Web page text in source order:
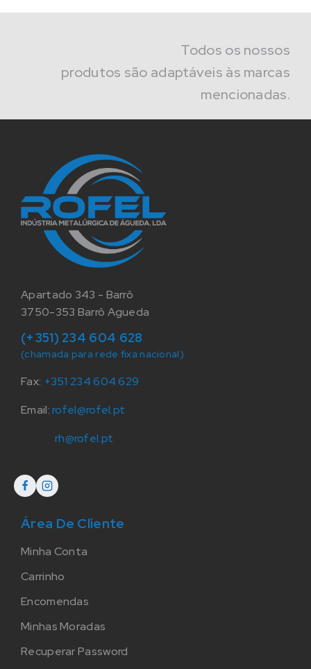
Todos os nossos
produtos são adaptáveis às marcas
mencionadas.
Apartado 343 - Barrô
3750-353 Barrô Agueda
(+351) 234 604 628
(chamada para rede fixa nacional)
Fax: +351 234 604 629
Email:rofel@rofel.pt
rh@rofel.pt
Área De Cliente
Minha Conta
Carrinho
Encomendas
Minhas Moradas
Recuperar Password